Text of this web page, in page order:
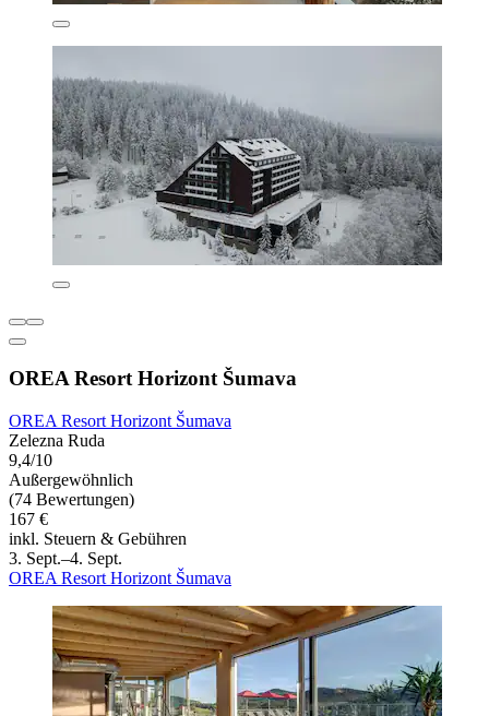
OREA Resort Horizont Šumava
OREA Resort Horizont Šumava
Zelezna Ruda
9,4/10
Außergewöhnlich
(74 Bewertungen)
167 €
inkl. Steuern & Gebühren
3. Sept.–4. Sept.
OREA Resort Horizont Šumava